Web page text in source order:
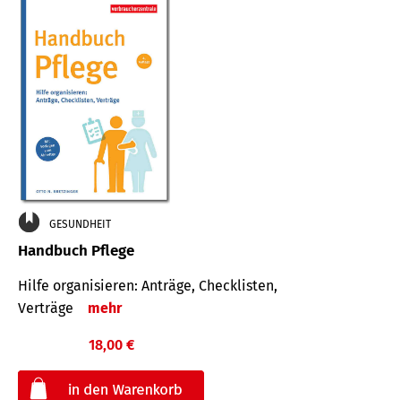
GESUNDHEIT
Handbuch Pflege
Hilfe organisieren: Anträge, Checklisten,
Verträge
mehr
18,00 €